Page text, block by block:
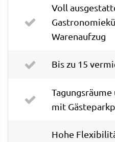
Voll
Warenaufzug
Bis zu 15
mit
Hohe